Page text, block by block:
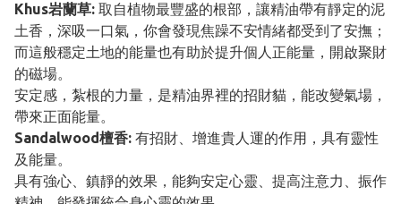
Khus岩蘭草: 取自植物最豐盛的根部，讓精油帶有靜定的泥
土香，深吸一口氣，你會發現焦躁不安情緒都受到了安撫；
而這般穩定土地的能量也有助於提升個人正能量，開啟聚財
的磁場。
安定感，紮根的力量，是精油界裡的招財貓，能改變氣場，
帶來正面能量。
Sandalwood檀香: 有招財、增進貴人運的作用，具有靈性
及能量。
具有強心、鎮靜的效果，能夠安定心靈、提高注意力、振作